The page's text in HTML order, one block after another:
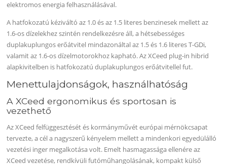
elektromos energia felhasználásával.
A hatfokozatú kéziváltó az 1.0 és az 1.5 literes benzinesek mellett az
1.6-os dízelekhez szintén rendelkezésre áll, a hétsebességes
duplakuplungos erőátvitel mindazonáltal az 1.5 és 1.6 literes T-GDi,
valamit az 1.6-os dízelmotorokhoz kapható. Az XCeed plug-in hibrid
alapkivitelben is hatfokozatú duplakuplungos erőátvitellel fut.
Menettulajdonságok, használhatóság
A XCeed ergonomikus és sportosan is
vezethető
Az XCeed felfüggesztését és kormányművét európai mérnökcsapat
tervezte, a cél a nagyszerű kényelem mellett a mindenkori egyedülálló
vezetési inger megalkotása volt. Emelt hasmagassága ellenére az
XCeed vezetése, rendkívüli futóműhangolásának, kompakt külső